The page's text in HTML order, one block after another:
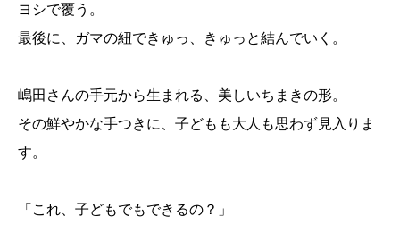
ヨシで覆う。
最後に、ガマの紐できゅっ、きゅっと結んでいく。
嶋田さんの手元から生まれる、美しいちまきの形。
その鮮やかな手つきに、子どもも大人も思わず見入りま
す。
「これ、子どもでもできるの？」